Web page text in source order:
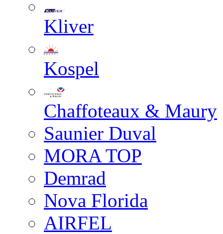
Kliver
Kospel
Chaffoteaux & Maury
Saunier Duval
MORA TOP
Demrad
Nova Florida
AIRFEL